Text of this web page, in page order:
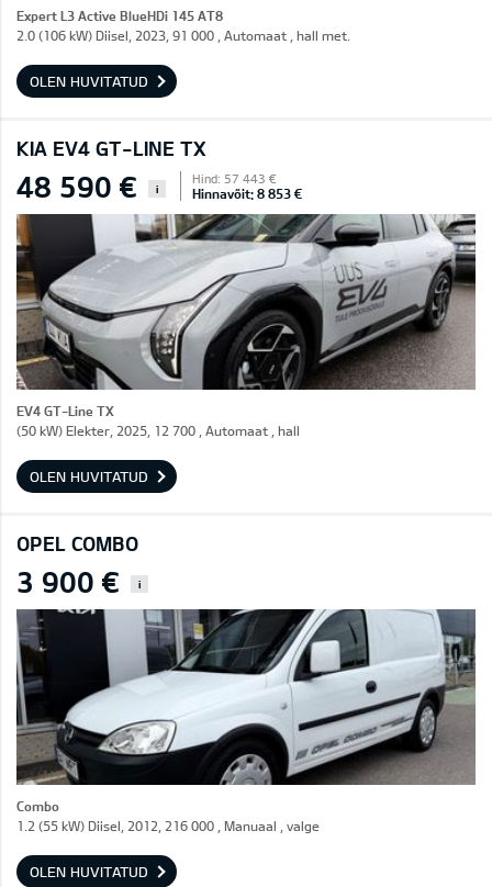
Expert L3 Active BlueHDi 145 AT8
2.0 (106 kW) Diisel, 2023, 91 000 , Automaat , hall met.
OLEN HUVITATUD
KIA EV4 GT-LINE TX
48 590 € i
Hind: 57 443 €
Hinnavõit: 8 853 €
EV4 GT-Line TX
(50 kW) Elekter, 2025, 12 700 , Automaat , hall
OLEN HUVITATUD
OPEL COMBO
3 900 € i
Combo
1.2 (55 kW) Diisel, 2012, 216 000 , Manuaal , valge
OLEN HUVITATUD